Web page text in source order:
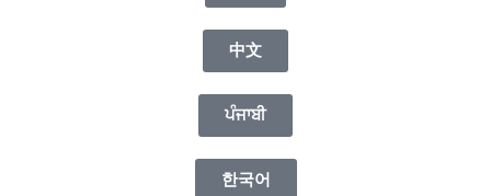
中文
ਪੰਜਾਬੀ
한국어